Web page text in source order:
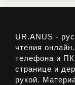
UR.ANUS -
чтения
телефона и
странице и
рукой.